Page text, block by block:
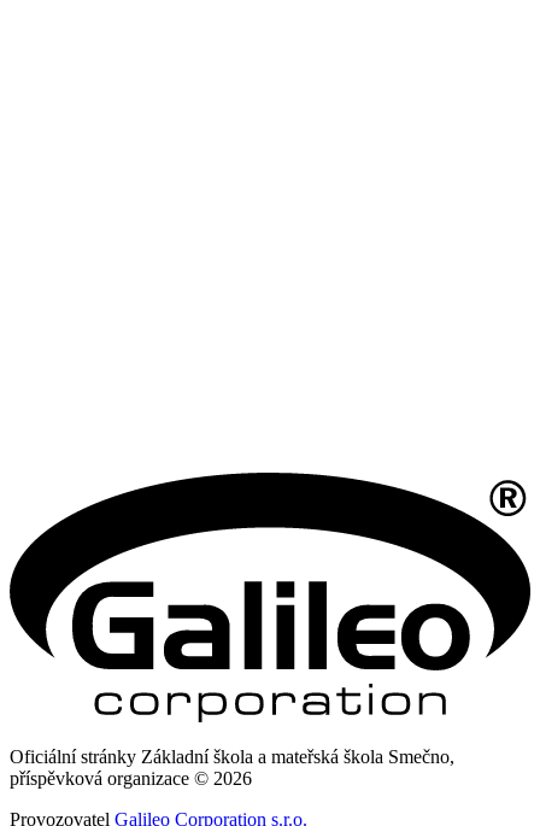
Oficiální stránky Základní škola a mateřská škola Smečno,
příspěvková organizace © 2026
Provozovatel Galileo Corporation s.r.o.